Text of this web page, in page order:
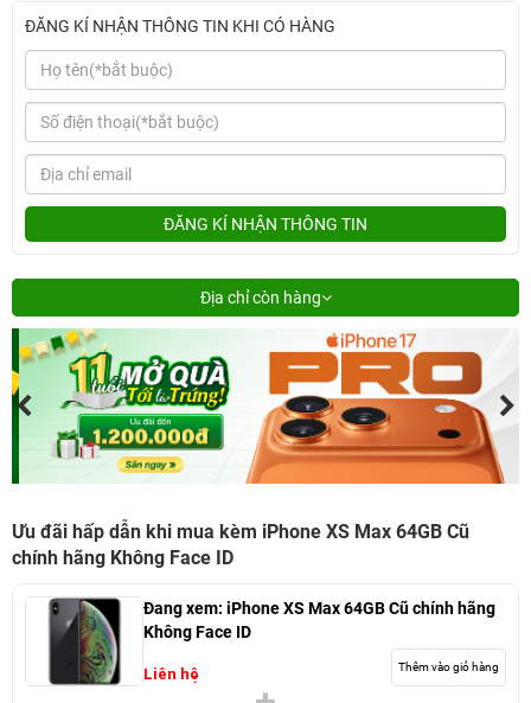
ĐĂNG KÍ NHẬN THÔNG TIN KHI CÓ HÀNG
ĐĂNG KÍ NHẬN THÔNG TIN
Địa chỉ còn hàng
Ưu đãi hấp dẫn khi mua kèm iPhone XS Max 64GB Cũ
chính hãng Không Face ID
Đang xem: iPhone XS Max 64GB Cũ chính hãng
Không Face ID
Liên hệ Thêm vào giỏ hàng